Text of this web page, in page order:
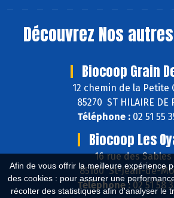
Afin de vous offrir la meilleure expérience
des cookies : pour assurer une
récolter des statistiques afin d'analyser le
Découvrez Nos
Biocoop Grain
12 chemin de la Petite
85270 ST HILAIRE DE
Téléphone : 02 51 55
Biocoop Les
16 rue des Sables
85160 St-Jean-de-
Téléphone :02 51 58